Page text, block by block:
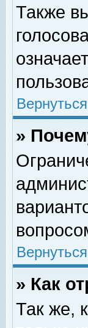
Также
»
» Как
Так же,